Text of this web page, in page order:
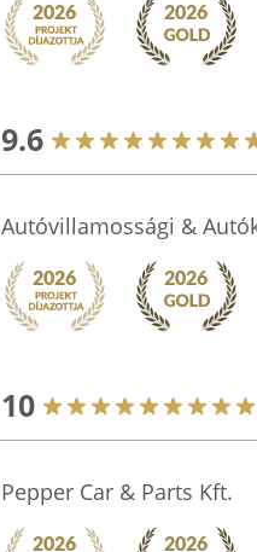
9.6
Autóvillamossági &
10
Pepper Car & Parts Kft.